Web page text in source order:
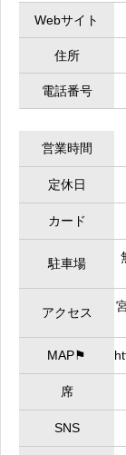
Webサイト
住所
電話番号
営業時間
定休日
カード
駐車場
アクセス
MAP⚑
席
SNS